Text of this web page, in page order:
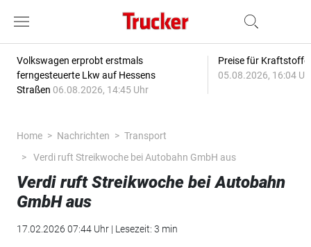
Volkswagen erprobt erstmals
ferngesteuerte Lkw auf Hessens
Straßen 06.08.2026, 14:45 Uhr
Preise für
05.08.2026, 16:04
Home Nachrichten
Transport
Verdi ruft Streikwoche bei Autobahn GmbH aus
Verdi ruft Streikwoche bei Autobahn
GmbH aus
17.02.2026 07:44 Uhr | Lesezeit: 3 min